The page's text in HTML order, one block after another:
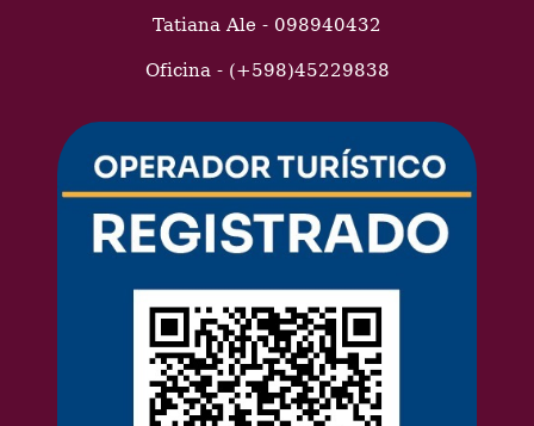
Tatiana Ale - 098940432
Oficina - (+598)45229838